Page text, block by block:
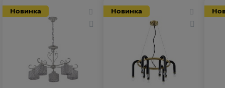
Новинка Новинка